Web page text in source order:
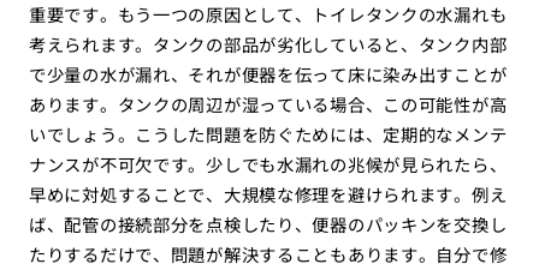
重要です。もう一つの原因として、トイレタンクの水漏れも
考えられます。タンクの部品が劣化していると、タンク内部
で少量の水が漏れ、それが便器を伝って床に染み出すことが
あります。タンクの周辺が湿っている場合、この可能性が高
いでしょう。こうした問題を防ぐためには、定期的なメンテ
ナンスが不可欠です。少しでも水漏れの兆候が見られたら、
早めに対処することで、大規模な修理を避けられます。例え
ば、配管の接続部分を点検したり、便器のパッキンを交換し
たりするだけで、問題が解決することもあります。自分で修